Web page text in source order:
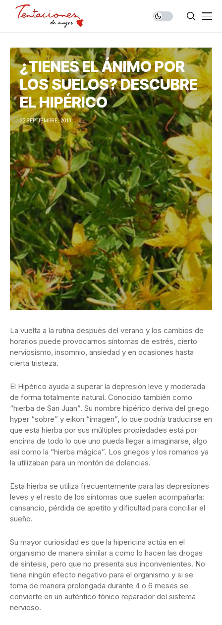
¿TIENES EL ÁNIMO POR
LOS SUELOS? DESCUBRE
EL HIPÉRICO
23 SEPTIEMBRE, 2013
La vuelta a la rutina después del verano y los cambios de
horarios puede provocarnos síntomas de estrés, cierto
nerviosismo, insomnio, ansiedad y en ocasiones hasta
cierta tristeza.
El Hipérico ayuda a superar la depresión leve y moderada
de forma totalmente natural. Conocido también como
“hierba de San Juan”. Su nombre hipérico deriva del griego
hyper “sobre” y eikon “imagen”, lo que podría traducirse en
que esta hierba por sus múltiples propiedades está por
encima de todo lo que uno pueda llegar a imaginarse, algo
así como la “hierba mágica”. Los griegos y los romanos ya
la utilizaban para un montón de dolencias.
Esta hierba se utiliza frecuentemente para las depresiones
leves y el resto de los síntomas que suelen acompañarla:
cansancio, pérdida de apetito y dificultad para conciliar el
sueño.
Su mayor curiosidad es que la hipericina actúa en el
organismo de manera similar a como lo hacen las drogas
de síntesis, pero que no presenta sus inconvenientes. No
tiene ningún efecto negativo para el organismo y si se
toma de manera prolongada durante 4 o 6 meses se
convierte en un auténtico tónico reparador del sistema
nervioso.